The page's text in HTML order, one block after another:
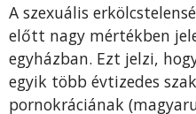
A szexuális
előtt nagy mértékben
egyházban. Ezt jelzi,
egyik több évtizedes
pornokráciának